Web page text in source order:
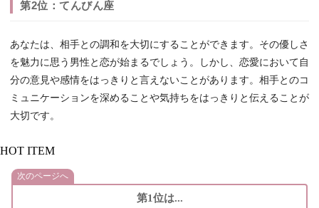
第2位：てんびん座
あなたは、相手との調和を大切にすることができます。その優しさ
を魅力に思う男性と恋が始まるでしょう。しかし、恋愛において自
分の意見や感情をはっきりと言えないことがあります。相手とのコ
ミュニケーションを深めることや気持ちをはっきりと伝えることが
大切です。
HOT ITEM
次のページへ
第1位は...